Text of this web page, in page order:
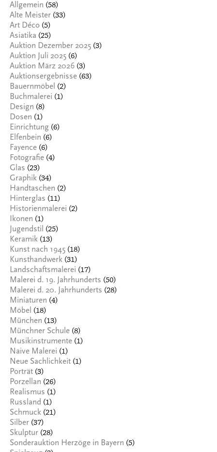
Allgemein (58)
Alte Meister (33)
Art Déco (5)
Asiatika (25)
Auktion Dezember 2025 (3)
Auktion Juli 2025 (6)
Auktion März 2026 (3)
Auktionsergebnisse (63)
Bauernmöbel (2)
Buchmalerei (1)
Design (8)
Dosen (1)
Einrichtung (6)
Elfenbein (6)
Fayence (6)
Fotografie (4)
Glas (23)
Graphik (34)
Handtaschen (2)
Hinterglas (11)
Historienmalerei (2)
Ikonen (1)
Jugendstil (25)
Keramik (13)
Kunst nach 1945 (18)
Kunsthandwerk (31)
Landschaftsmalerei (17)
Malerei d. 19. Jahrhunderts (50)
Malerei d. 20. Jahrhunderts (28)
Miniaturen (4)
Möbel (18)
München (13)
Münchner Schule (8)
Musikinstrumente (1)
Naive Malerei (1)
Neue Sachlichkeit (1)
Porträt (3)
Porzellan (26)
Realismus (1)
Russland (1)
Schmuck (21)
Silber (37)
Skulptur (28)
Sonderauktion Herzöge in Bayern (5)